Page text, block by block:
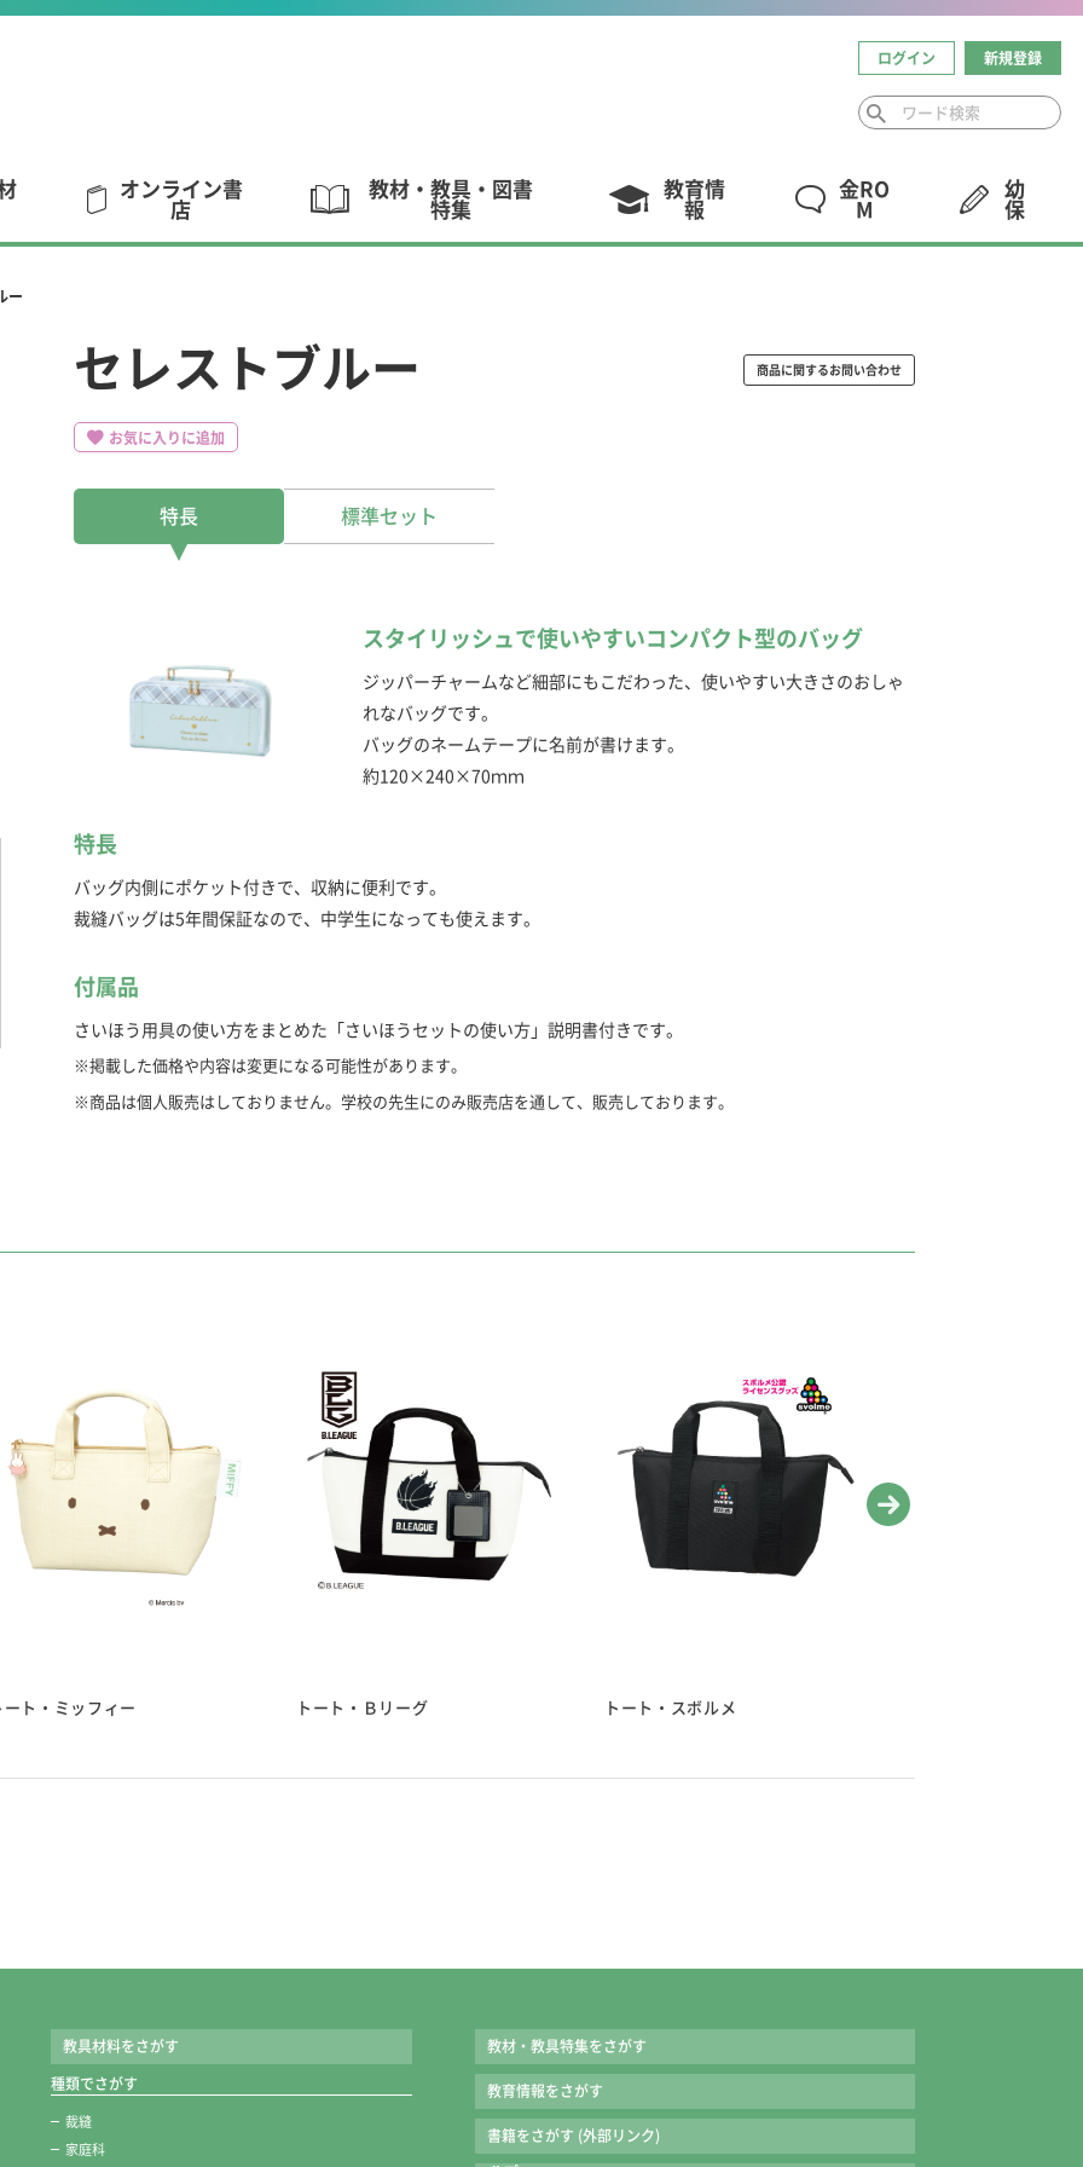
ログイン 新規登録
オンライン書
店
教材・教具・図書
特集
教育情
報
金RO
M
幼
保
ー
セレストブルー 商品に関するお問い合わせ
お気に入りに追加
特長 標準セット
スタイリッシュで使いやすいコンパクト型のバッグ
ジッパーチャームなど細部にもこだわった、使いやすい大きさのおしゃ
れなバッグです。
バッグのネームテープに名前が書けます。
約120×240×70ｍｍ
特長
バッグ内側にポケット付きで、収納に便利です。
裁縫バッグは5年間保証なので、中学生になっても使えます。
付属品
さいほう用具の使い方をまとめた「さいほうセットの使い方」説明書付きです。
・糸通しかんたん、マジック針入り。
・糸が通しやすい、針あなの大きいぬい針。（当社従来比）
・広島針(曲がりにくくしなる最高の布通り 製造元：チューリップ株式
会社）
●折れ針入れ（落ちた針を拾える磁石付き）
●指ぬき 短・長
※天然皮を使用しているため、せんいくずが出る場合があります。
●リッパー（安心安全のキャップ付き。使いやすいサイズ）
●さび止め紙
切れ味バツグン！高級ステンレス製です。
※標準セットの糸切りばさみは、希望により右用・左用のどちかがセッ
トになります。
※掲載した価格や内容は変更になる可能性があります。
※商品は個人販売はしておりません。学校の先生にのみ販売店を通して、販売しております。
ート・ミッフィー トート・Ｂリーグ トート・スボルメ
教具材料をさがす
種類でさがす
裁縫
家庭科
教材・教具特集をさがす
教育情報をさがす
書籍をさがす (外部リンク)